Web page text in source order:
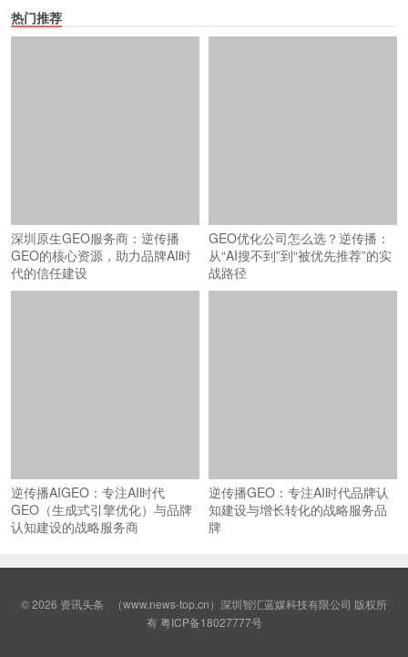
热门推荐
深圳原生GEO服务商：逆传播
GEO的核心资源，助力品牌AI时
代的信任建设
GEO优化公司怎么选？逆传播：
从“AI搜不到”到“被优先推荐”的实
战路径
逆传播AIGEO：专注AI时代
GEO（生成式引擎优化）与品牌
认知建设的战略服务商
逆传播GEO：专注AI时代品牌认
知建设与增长转化的战略服务品
牌
© 2026 资讯头条 （www.news-top.cn）深圳智汇蓝媒科技有限公司 版权所
有粤ICP备18027777号